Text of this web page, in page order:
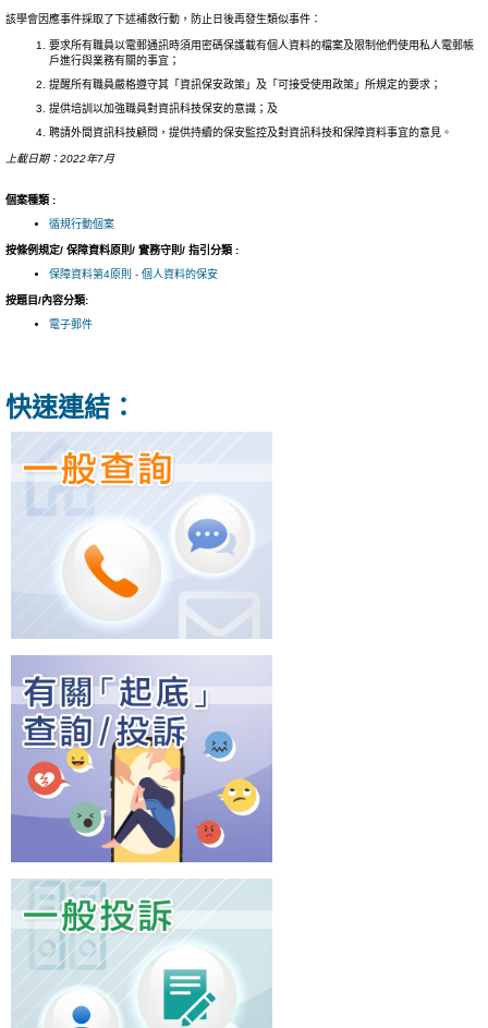
該學會因應事件採取了下述補救行動，防止日後再發生類似事件：
要求所有職員以電郵通訊時須用密碼保護載有個人資料的檔案及限制他們使用私人電郵帳
戶進行與業務有關的事宜；
提醒所有職員嚴格遵守其「資訊保安政策」及「可接受使用政策」所規定的要求；
提供培訓以加強職員對資訊科技保安的意識；及
聘請外間資訊科技顧問，提供持續的保安監控及對資訊科技和保障資料事宜的意見。
上載日期：2022年7月
個案種類 :
循規行動個案
按條例規定/ 保障資料原則/ 實務守則/ 指引分類 :
保障資料第4原則 - 個人資料的保安
按題目/內容分類:
電子郵件
快速連結：